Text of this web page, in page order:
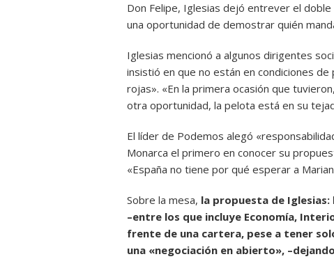
Don Felipe, Iglesias dejó entrever el
una oportunidad de demostrar quién
Iglesias mencionó a algunos dirigentes
insistió en que no están en condiciones
rojas». «En la primera ocasión que
otra oportunidad, la pelota está en su
El líder de Podemos alegó
Monarca el primero en conocer su
«España no tiene por qué esperar a
Sobre la mesa, la propuesta de Iglesias:
–entre los que incluye Economía,
frente de una cartera, pese a tener
una «negociación en abierto»,